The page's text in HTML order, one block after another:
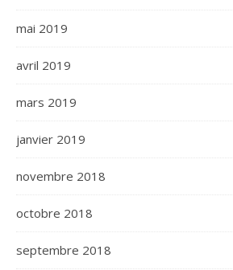
mai 2019
avril 2019
mars 2019
janvier 2019
novembre 2018
octobre 2018
septembre 2018